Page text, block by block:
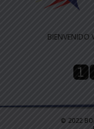
BIENVENIDO
© 2022